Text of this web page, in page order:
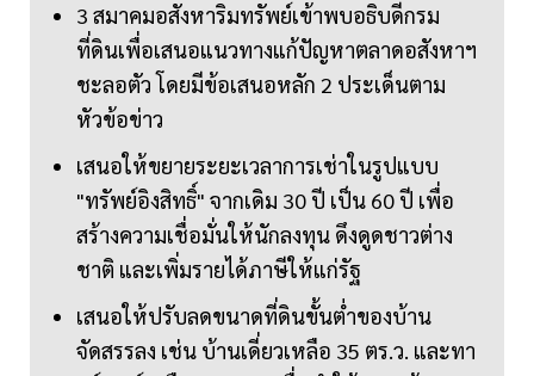
3 สมาคมอสังหาริมทรัพย์เข้าพบอธิบดีกรม
ที่ดินเพื่อเสนอแนวทางแก้ปัญหาตลาดอสังหาฯ
ชะลอตัว โดยมีข้อเสนอหลัก 2 ประเด็นตาม
หัวข้อข่าว
เสนอให้ขยายระยะเวลาการเช่าในรูปแบบ
"ทรัพย์อิงสิทธิ์" จากเดิม 30 ปี เป็น 60 ปี เพื่อ
สร้างความเชื่อมั่นให้นักลงทุน ดึงดูดชาวต่าง
ชาติ และเพิ่มรายได้ภาษีให้แก่รัฐ
เสนอให้ปรับลดขนาดที่ดินขั้นต่ำของบ้าน
จัดสรรลง เช่น บ้านเดี่ยวเหลือ 35 ตร.ว. และทา